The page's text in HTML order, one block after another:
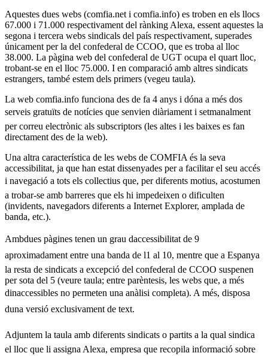
Aquestes dues webs (comfia.net i comfia.info) es troben en els llocs
67.000 i 71.000 respectivament del rànking Alexa, essent aquestes la
segona i tercera webs sindicals del país respectivament, superades
únicament per la del confederal de CCOO, que es troba al lloc
38.000. La pàgina web del confederal de UGT ocupa el quart lloc,
trobant-se en el lloc 75.000. I en comparació amb altres sindicats
estrangers, també estem dels primers (vegeu taula).
La web comfia.info funciona des de fa 4 anys i dóna a més dos
serveis gratuïts de notícies que senvien diàriament i setmanalment
per correu electrònic als subscriptors (les altes i les baixes es fan
directament des de la web).
Una altra característica de les webs de COMFIA és la seva
accessibilitat, ja que han estat dissenyades per a facilitar el seu accés
i navegació a tots els collectius que, per diferents motius, acostumen
a trobar-se amb barreres que els hi impedeixen o dificulten
(invidents, navegadors diferents a Internet Explorer, amplada de
banda, etc.).
Ambdues pàgines tenen un grau daccessibilitat de 9
aproximadament entre una banda de l1 al 10, mentre que a Espanya
la resta de sindicats a excepció del confederal de CCOO suspenen
per sota del 5 (veure taula; entre parèntesis, les webs que, a més
dinaccessibles no permeten una anàlisi completa). A més, disposa
duna versió exclusivament de text.
Adjuntem la taula amb diferents sindicats o partits a la qual sindica
el lloc que li assigna Alexa, empresa que recopila informació sobre